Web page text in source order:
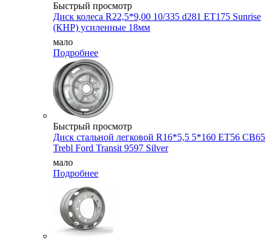
Быстрый просмотр
Диск колеса R22,5*9,00 10/335 d281 ET175 Sunrise
(КНР) усиленные 18мм
мало
Подробнее
Быстрый просмотр
Диск стальной легковой R16*5,5 5*160 ET56 CB65
Trebl Ford Transit 9597 Silver
мало
Подробнее